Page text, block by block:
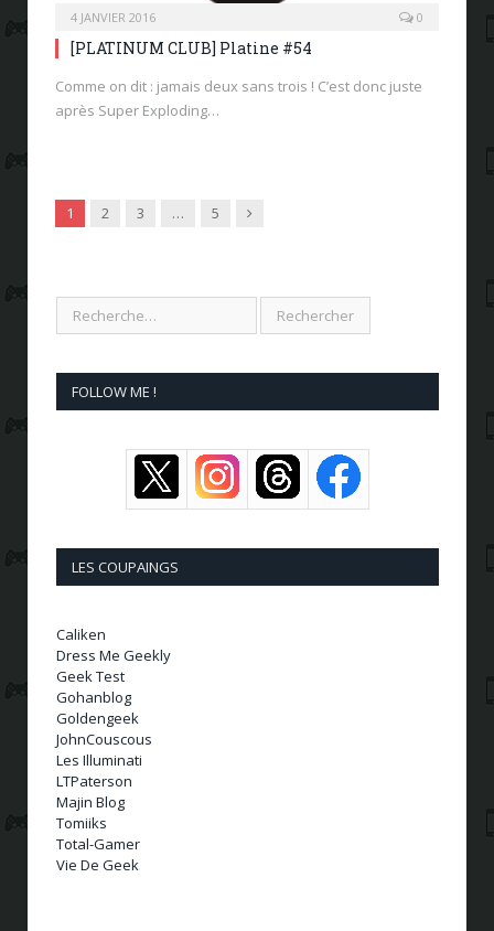
4 JANVIER 2016 0
[PLATINUM CLUB] Platine #54
Comme on dit : jamais deux sans trois ! C’est donc juste
après Super Exploding…
1 2 3 … 5 Next
FOLLOW ME !
LES COUPAINGS
Caliken
Dress Me Geekly
Geek Test
Gohanblog
Goldengeek
JohnCouscous
Les Illuminati
LTPaterson
Majin Blog
Tomiiks
Total-Gamer
Vie De Geek